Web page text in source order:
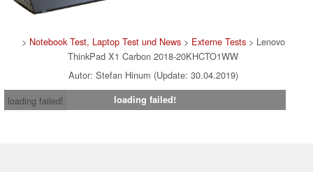
> Notebook Test, Laptop Test und News> Externe Tests> Lenovo
ThinkPad X1 Carbon 2018-20KHCTO1WW
Autor: Stefan Hinum (Update: 30.04.2019)
loading failed!
loading failed!